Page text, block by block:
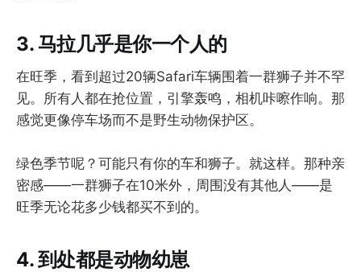
3. 马拉几乎是你一个人的
在旺季，看到超过20辆Safari车辆围着一群狮子并不罕
见。所有人都在抢位置，引擎轰鸣，相机咔嚓作响。那
感觉更像停车场而不是野生动物保护区。
绿色季节呢？可能只有你的车和狮子。就这样。那种亲
密感——一群狮子在10米外，周围没有其他人——是
旺季无论花多少钱都买不到的。
4. 到处都是动物幼崽